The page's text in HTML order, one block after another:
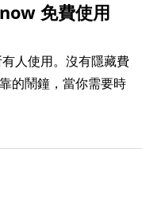
免費使用
人使用。沒有隱藏費
的鬧鐘，當你需要時